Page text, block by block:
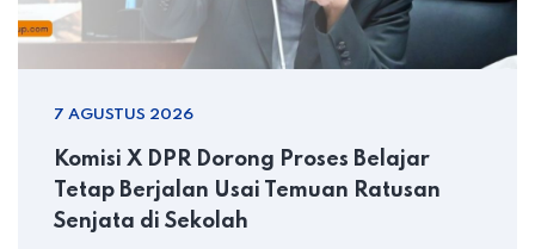
7 AGUSTUS 2026
Komisi X DPR Dorong Proses Belajar
Tetap Berjalan Usai Temuan Ratusan
Senjata di Sekolah